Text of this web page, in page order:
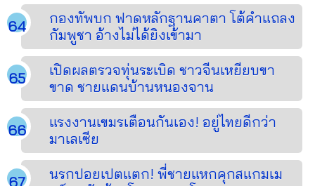
กองทัพบก ฟาดหลักฐานคาตา โต้คำแถลง
กัมพูชา อ้างไม่ได้ยิงเข้ามา
เปิดผลตรวจทุ่นระเบิด ชาวจีนเหยียบขา
ขาด ชายแดนบ้านหนองจาน
แรงงานเขมรเตือนกันเอง! อยู่ไทยดีกว่า
มาเลเซีย
นรกปอยเปตแตก! พี่ชายแหกคุกสแกมเม